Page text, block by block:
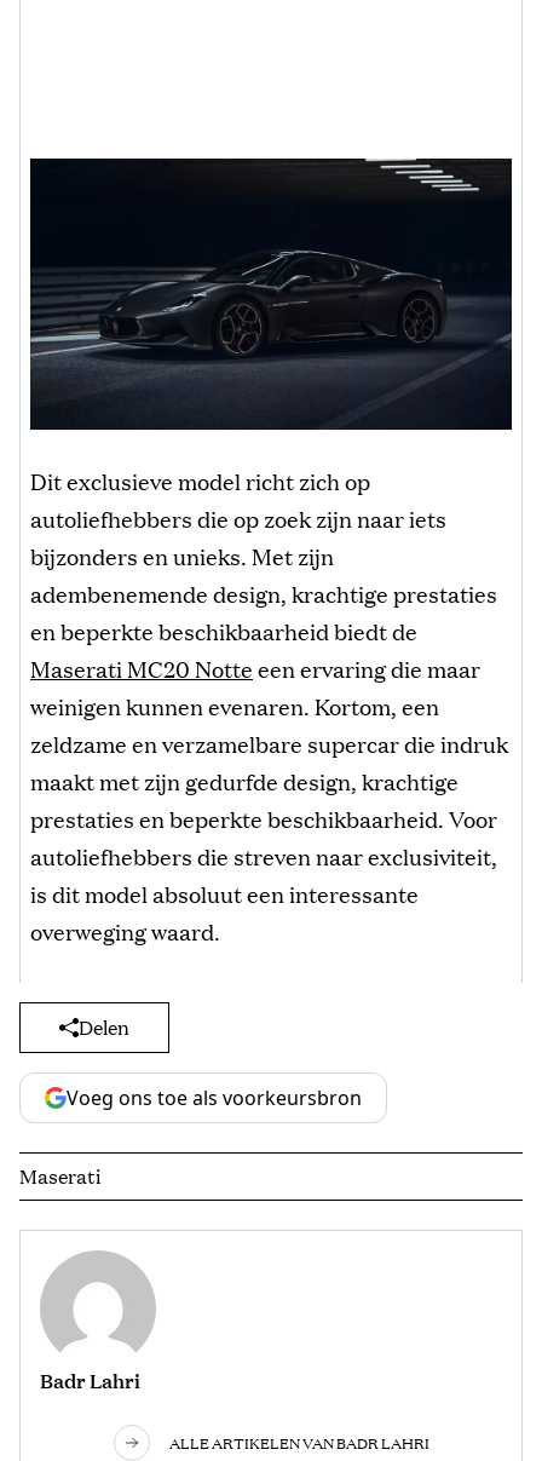
Dit exclusieve model richt zich op
autoliefhebbers die op zoek zijn naar iets
bijzonders en unieks. Met zijn
adembenemende design, krachtige prestaties
en beperkte beschikbaarheid biedt de
Maserati MC20 Notteeen ervaring die maar
weinigen kunnen evenaren. Kortom, een
zeldzame en verzamelbare supercar die indruk
maakt met zijn gedurfde design, krachtige
prestaties en beperkte beschikbaarheid. Voor
autoliefhebbers die streven naar exclusiviteit,
is dit model absoluut een interessante
overweging waard.
Delen
Voeg ons toe als voorkeursbron
Maserati
Badr Lahri
ALLE ARTIKELEN VAN BADR LAHRI